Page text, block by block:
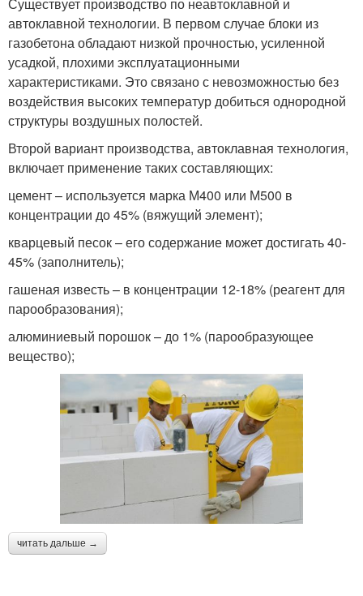
Существует производство по неавтоклавной и
автоклавной технологии. В первом случае блоки из
газобетона обладают низкой прочностью, усиленной
усадкой, плохими эксплуатационными
характеристиками. Это связано с невозможностью без
воздействия высоких температур добиться однородной
структуры воздушных полостей.
Второй вариант производства, автоклавная технология,
включает применение таких составляющих:
цемент – используется марка М400 или М500 в
концентрации до 45% (вяжущий элемент);
кварцевый песок – его содержание может достигать 40-
45% (заполнитель);
гашеная известь – в концентрации 12-18% (реагент для
парообразования);
алюминиевый порошок – до 1% (парообразующее
вещество);
читать дальше →